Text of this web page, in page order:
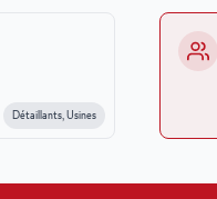
Détaillants, Usines